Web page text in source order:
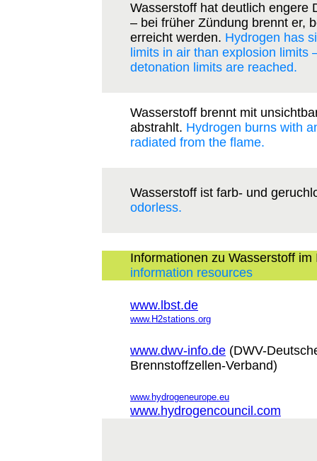
Wasserstoff hat deutlich engere
– bei früher Zündung brennt er,
erreicht werden. Hydrogen has
limits in air than explosion limits
detonation limits are reached.
Wasserstoff brennt mit
abstrahlt. Hydrogen burns with
radiated from the flame.
Wasserstoff ist farb- und
odorless.
Informationen zu Wasserstoff
information resources
www.lbst.de
www.H2stations.org
www.dwv-info.de (DWV-
Brennstoffzellen-Verband)
www.hydrogeneurope.eu
www.hydrogencouncil.com